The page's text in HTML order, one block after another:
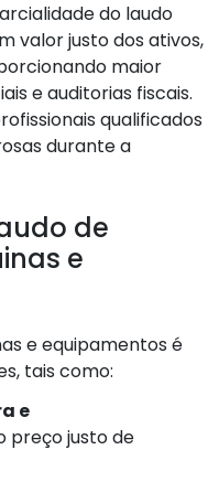
do laudo
valor justo dos ativos,
maior
e auditorias fiscais.
qualificados
durante a
de
e
e equipamentos é
tais como:
e
preço justo de